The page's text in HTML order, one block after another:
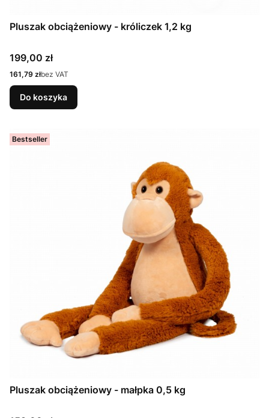
Pluszak obciążeniowy - króliczek 1,2 kg
Cena
199,00 zł
Cena
161,79 złbez VAT
Do koszyka
Bestseller
Pluszak obciążeniowy - małpka 0,5 kg